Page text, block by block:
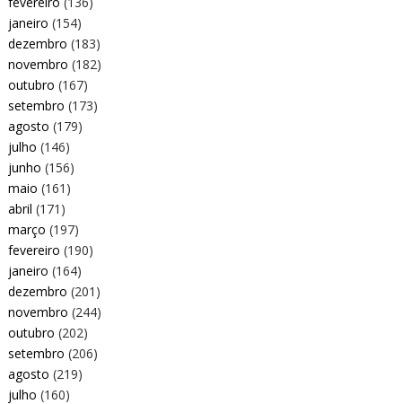
janeiro (154)
dezembro (183)
novembro (182)
outubro (167)
setembro (173)
agosto (179)
julho (146)
junho (156)
maio (161)
abril (171)
março (197)
fevereiro (190)
janeiro (164)
dezembro (201)
novembro (244)
outubro (202)
setembro (206)
agosto (219)
julho (160)